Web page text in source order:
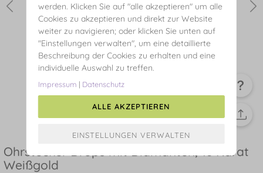
Ohrstecker Drops mit Diamanten, 18 Karat
Weißgold
werden. Klicken Sie auf "alle akzeptieren" um alle
Cookies zu akzeptieren und direkt zur Website
weiter zu navigieren; oder klicken Sie unten auf
"Einstellungen verwalten", um eine detaillierte
Beschreibung der Cookies zu erhalten und eine
individuelle Auswahl zu treffen.
Impressum | Datenschutz
ALLE AKZEPTIEREN